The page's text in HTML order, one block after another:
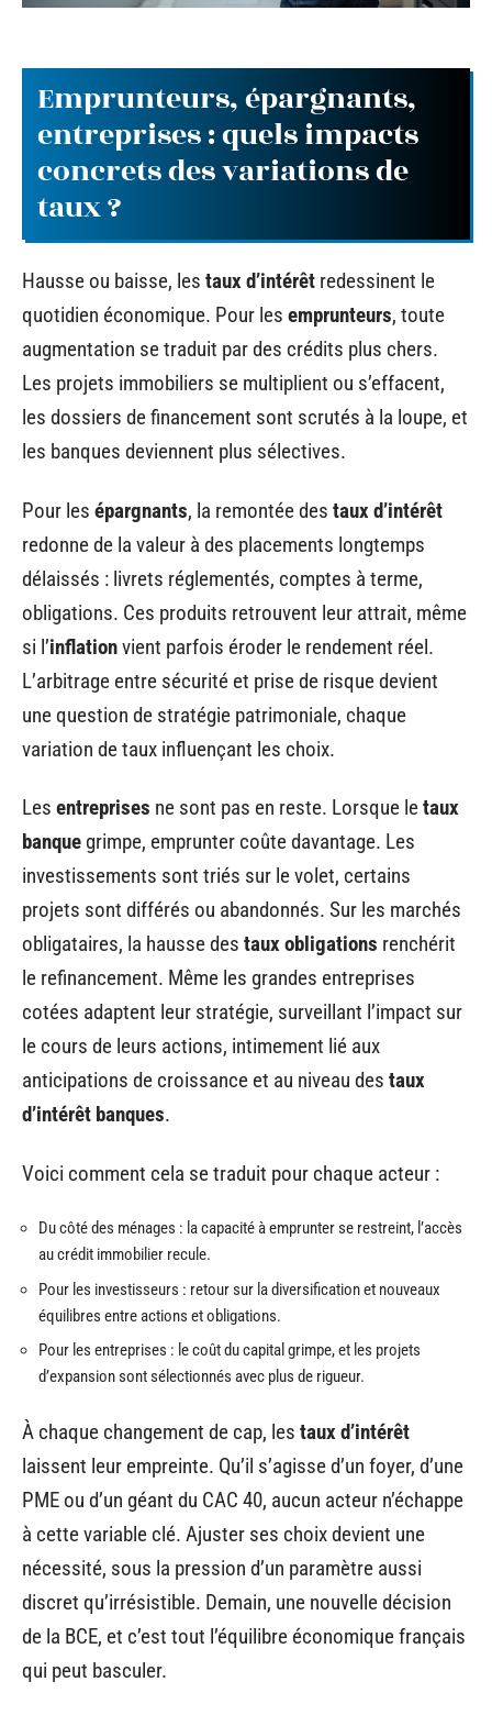
Emprunteurs, épargnants,
entreprises : quels impacts
concrets des variations de
taux ?
Hausse ou baisse, les taux d’intérêt redessinent le
quotidien économique. Pour les emprunteurs, toute
augmentation se traduit par des crédits plus chers.
Les projets immobiliers se multiplient ou s’effacent,
les dossiers de financement sont scrutés à la loupe, et
les banques deviennent plus sélectives.
Pour les épargnants, la remontée des taux d’intérêt
redonne de la valeur à des placements longtemps
délaissés : livrets réglementés, comptes à terme,
obligations. Ces produits retrouvent leur attrait, même
si l’inflationvient parfois éroder le rendement réel.
L’arbitrage entre sécurité et prise de risque devient
une question de stratégie patrimoniale, chaque
variation de taux influençant les choix.
Les entreprises ne sont pas en reste. Lorsque letaux
banque grimpe, emprunter coûte davantage. Les
investissements sont triés sur le volet, certains
projets sont différés ou abandonnés. Sur les marchés
obligataires, la hausse des taux obligations renchérit
le refinancement. Même les grandes entreprises
cotées adaptent leur stratégie, surveillant l’impact sur
le cours de leurs actions, intimement lié aux
anticipations de croissance et au niveau des taux
d’intérêt banques.
Voici comment cela se traduit pour chaque acteur :
Du côté des ménages : la capacité à emprunter se restreint, l’accès
au crédit immobilier recule.
Pour les investisseurs : retour sur la diversification et nouveaux
équilibres entre actions et obligations.
Pour les entreprises : le coût du capital grimpe, et les projets
d’expansion sont sélectionnés avec plus de rigueur.
À chaque changement de cap, les taux d’intérêt
laissent leur empreinte. Qu’il s’agisse d’un foyer, d’une
PME ou d’un géant du CAC 40, aucun acteur n’échappe
à cette variable clé. Ajuster ses choix devient une
nécessité, sous la pression d’un paramètre aussi
discret qu’irrésistible. Demain, une nouvelle décision
de la BCE, et c’est tout l’équilibre économique français
qui peut basculer.